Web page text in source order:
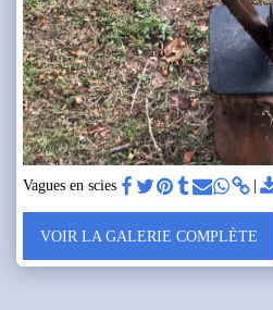
Vagues en scies
VOIR LA GALERIE COMPLÈTE